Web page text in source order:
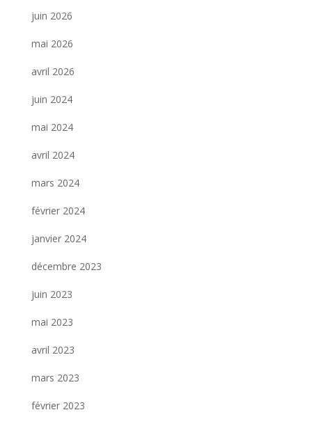
juin 2026
mai 2026
avril 2026
juin 2024
mai 2024
avril 2024
mars 2024
février 2024
janvier 2024
décembre 2023
juin 2023
mai 2023
avril 2023
mars 2023
février 2023